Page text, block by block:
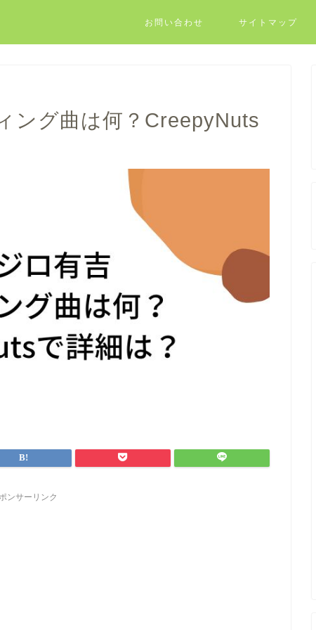
お問い合わせ サイトマップ
ング曲は何？CreepyNuts
ンサーリンク